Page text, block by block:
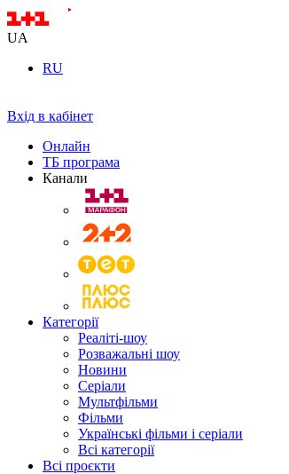
UA
RU
Вхід в кабінет
Онлайн
ТБ програма
Канали
Категорії
Реаліті-шоу
Розважальні шоу
Новини
Серіали
Мультфільми
Фільми
Українські фільми і серіали
Всі категорії
Всі проєкти